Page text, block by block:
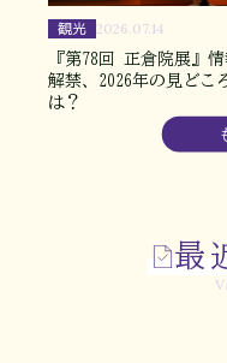
観光 2026.07.14
『第78回 正倉院展』情
解禁、2026年の見どこ
は？
最